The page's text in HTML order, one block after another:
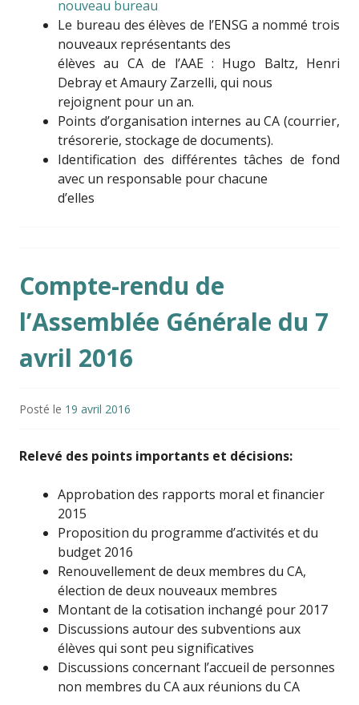
nouveau bureau
Le bureau des élèves de l’ENSG a nommé trois
nouveaux représentants des
élèves au CA de l’AAE : Hugo Baltz, Henri
Debray et Amaury Zarzelli, qui nous
rejoignent pour un an.
Points d’organisation internes au CA (courrier,
trésorerie, stockage de documents).
Identification des différentes tâches de fond
avec un responsable pour chacune
d’elles
Compte-rendu de
l’Assemblée Générale du 7
avril 2016
Posté le 19 avril 2016
Relevé des points importants et décisions:
Approbation des rapports moral et financier
2015
Proposition du programme d’activités et du
budget 2016
Renouvellement de deux membres du CA,
élection de deux nouveaux membres
Montant de la cotisation inchangé pour 2017
Discussions autour des subventions aux
élèves qui sont peu significatives
Discussions concernant l’accueil de personnes
non membres du CA aux réunions du CA